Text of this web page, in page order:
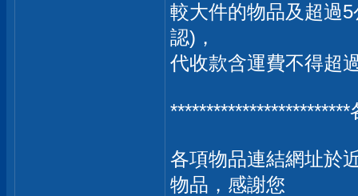
較大件的物品及超過
認)，
代收款含運費不得超
各項物品連結網址於
物品，感謝您